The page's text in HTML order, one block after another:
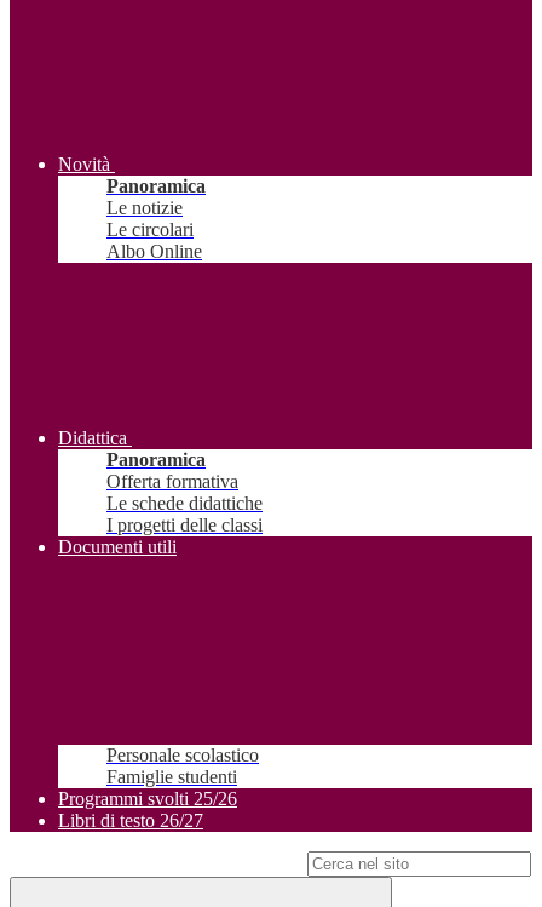
Novità
Panoramica
Le notizie
Le circolari
Albo Online
Didattica
Panoramica
Offerta formativa
Le schede didattiche
I progetti delle classi
Documenti utili
Personale scolastico
Famiglie studenti
Programmi svolti 25/26
Libri di testo 26/27